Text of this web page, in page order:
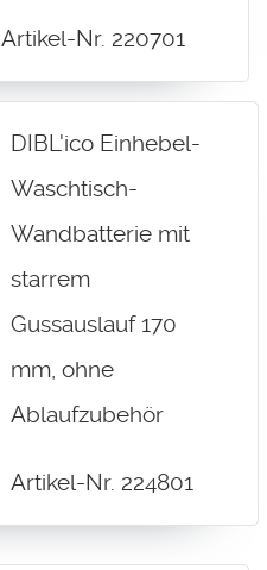
Artikel-Nr. 220701
DIBL'ico Einhebel-
Waschtisch-
Wandbatterie mit
starrem
Gussauslauf 170
mm, ohne
Ablaufzubehör
Artikel-Nr. 224801